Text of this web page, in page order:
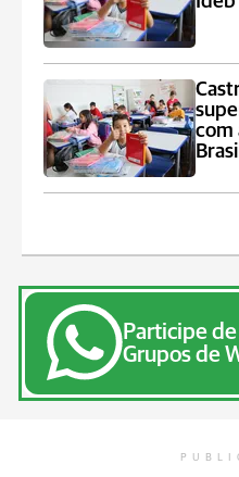
com
Brasil
Participe
Grupos de